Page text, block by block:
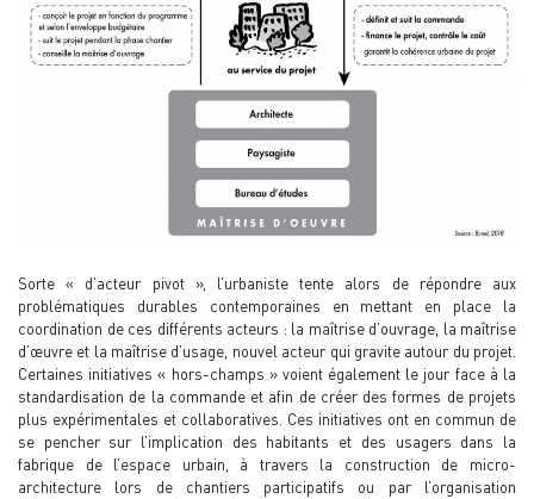
Sorte « d’acteur pivot », l’urbaniste tente alors de répondre aux
problématiques durables contemporaines en mettant en place la
coordination de ces différents acteurs : la maîtrise d’ouvrage, la maîtrise
d’œuvre et la maîtrise d’usage, nouvel acteur qui gravite autour du projet.
Certaines initiatives « hors-champs » voient également le jour face à la
standardisation de la commande et afin de créer des formes de projets
plus expérimentales et collaboratives. Ces initiatives ont en commun de
se pencher sur l’implication des habitants et des usagers dans la
fabrique de l’espace urbain, à travers la construction de micro-
architecture lors de chantiers participatifs ou par l’organisation